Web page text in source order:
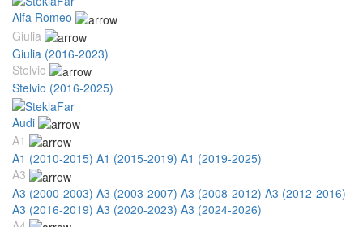
Alfa Romeo
Giulia
Giulia (2016-2023)
Stelvio
Stelvio (2016-2025)
Audi
A1
A1 (2010-2015) A1 (2015-2019) A1 (2019-2025)
A3
A3 (2000-2003) A3 (2003-2007) A3 (2008-2012) A3 (2012-2016)
A3 (2016-2019) A3 (2020-2023) A3 (2024-2026)